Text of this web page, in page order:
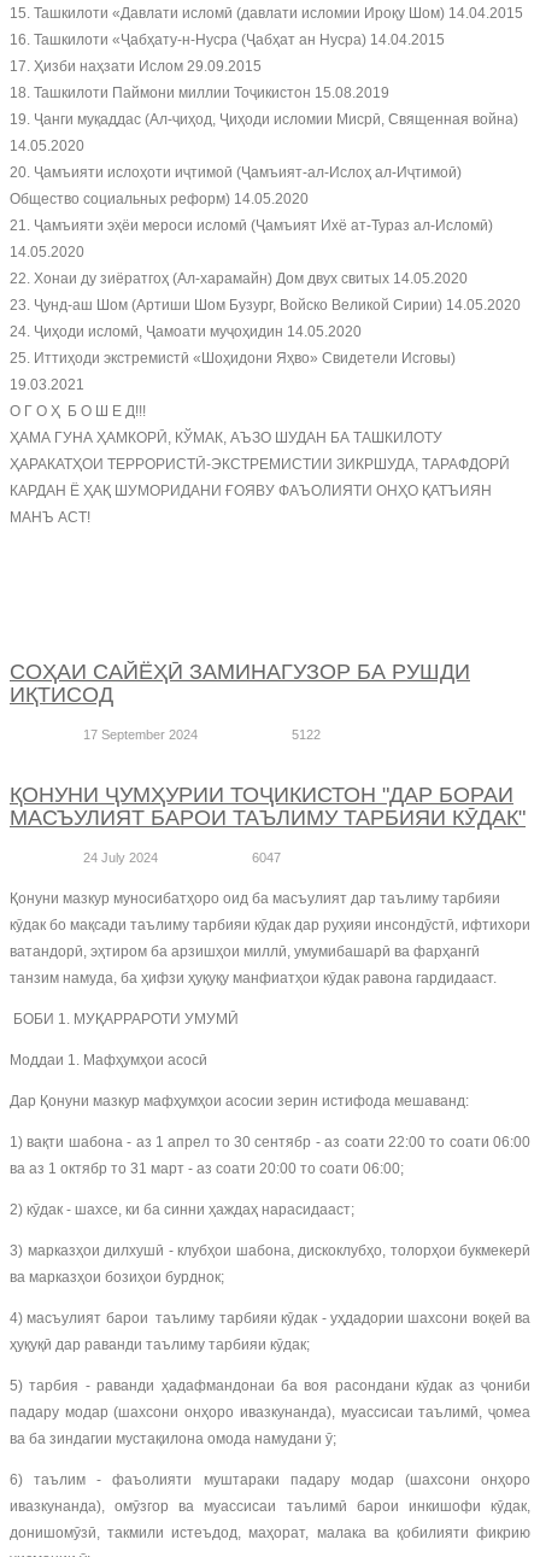
15. Ташкилоти «Давлати исломӣ (давлати исломии Ироқу Шом) 14.04.2015
16. Ташкилоти «Ҷабҳату-н-Нусра (Ҷабҳат ан Нусра) 14.04.2015
17. Ҳизби наҳзати Ислом 29.09.2015
18. Ташкилоти Паймони миллии Тоҷикистон 15.08.2019
19. Ҷанги муқаддас (Ал-ҷиҳод, Ҷиҳоди исломии Мисрӣ, Священная война)
14.05.2020
20. Ҷамъияти ислоҳоти иҷтимоӣ (Ҷамъият-ал-Ислоҳ ал-Иҷтимоӣ)
Общество социальных реформ) 14.05.2020
21. Ҷамъияти эҳёи мероси исломӣ (Ҷамъият Ихё ат-Тураз ал-Исломӣ)
14.05.2020
22. Хонаи ду зиёратгоҳ (Ал-харамайн) Дом двух свитых 14.05.2020
23. Ҷунд-аш Шом (Артиши Шом Бузург, Войско Великой Сирии) 14.05.2020
24. Ҷиҳоди исломӣ, Ҷамоати муҷоҳидин 14.05.2020
25. Иттиҳоди экстремистӣ «Шоҳидони Яҳво» Свидетели Исговы)
19.03.2021
О Г О Ҳ Б О Ш Е Д!!!
ҲАМА ГУНА ҲАМКОРӢ, КЎМАК, АЪЗО ШУДАН БА ТАШКИЛОТУ
ҲАРАКАТҲОИ ТЕРРОРИСТӢ-ЭКСТРЕМИСТИИ ЗИКРШУДА, ТАРАФДОРӢ
КАРДАН Ё ҲАҚ ШУМОРИДАНИ ҒОЯВУ ФАЪОЛИЯТИ ОНҲО ҚАТЪИЯН
МАНЪ АСТ!
СОҲАИ САЙЁҲӢ ЗАМИНАГУЗОР БА РУШДИ
ИҚТИСОД
17 September 2024 5122
ҚОНУНИ ҶУМҲУРИИ ТОҶИКИСТОН "ДАР БОРАИ
МАСЪУЛИЯТ БАРОИ ТАЪЛИМУ ТАРБИЯИ КӮДАК"
24 July 2024 6047
Қонуни мазкур муносибатҳоро оид ба масъулият дар таълиму тарбияи
кӯдак бо мақсади таълиму тарбияи кӯдак дар руҳияи инсондӯстӣ, ифтихори
ватандорӣ, эҳтиром ба арзишҳои миллӣ, умумибашарӣ ва фарҳангӣ
танзим намуда, ба ҳифзи ҳуқуқу манфиатҳои кӯдак равона гардидааст.
БОБИ 1. МУҚАРРАРОТИ УМУМӢ
Моддаи 1. Мафҳумҳои асосӣ
Дар Қонуни мазкур мафҳумҳои асосии зерин истифода мешаванд:
1) вақти шабона - аз 1 апрел то 30 сентябр - аз соати 22:00 то соати 06:00
ва аз 1 октябр то 31 март - аз соати 20:00 то соати 06:00;
2) кӯдак - шахсе, ки ба синни ҳаждаҳ нарасидааст;
3) марказҳои дилхушӣ - клубҳои шабона, дискоклубҳо, толорҳои букмекерӣ
ва марказҳои бозиҳои бурднок;
4) масъулият барои таълиму тарбияи кӯдак - уҳдадории шахсони воқеӣ ва
ҳуқуқӣ дар раванди таълиму тарбияи кӯдак;
5) тарбия - раванди ҳадафмандонаи ба воя расондани кӯдак аз ҷониби
падару модар (шахсони онҳоро ивазкунанда), муассисаи таълимӣ, ҷомеа
ва ба зиндагии мустақилона омода намудани ӯ;
6) таълим - фаъолияти муштараки падару модар (шахсони онҳоро
ивазкунанда), омӯзгор ва муассисаи таълимӣ барои инкишофи кӯдак,
донишомӯзӣ, такмили истеъдод, маҳорат, малака ва қобилияти фикрию